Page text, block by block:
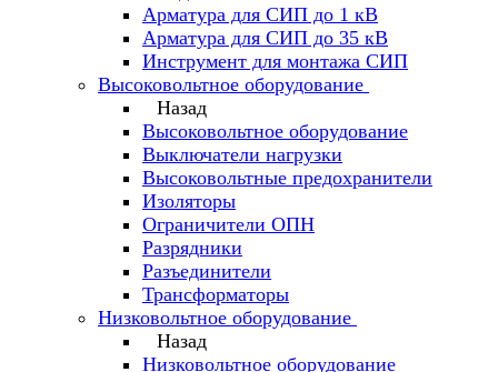
Арматура для СИП до 1 кВ
Арматура для СИП до 35 кВ
Инструмент для монтажа СИП
Высоковольтное оборудование
Назад
Высоковольтное оборудование
Выключатели нагрузки
Высоковольтные предохранители
Изоляторы
Ограничители ОПН
Разрядники
Разъединители
Трансформаторы
Низковольтное оборудование
Назад
Низковольтное оборудование